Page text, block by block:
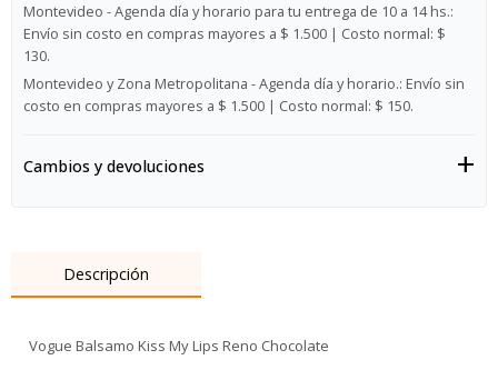
Montevideo - Agenda día y horario para tu entrega de 10 a 14 hs.:
Envío sin costo en compras mayores a $ 1.500 | Costo normal: $
130.
Montevideo y Zona Metropolitana - Agenda día y horario.: Envío sin
costo en compras mayores a $ 1.500 | Costo normal: $ 150.
Cambios y devoluciones
Descripción
Vogue Balsamo Kiss My Lips Reno Chocolate